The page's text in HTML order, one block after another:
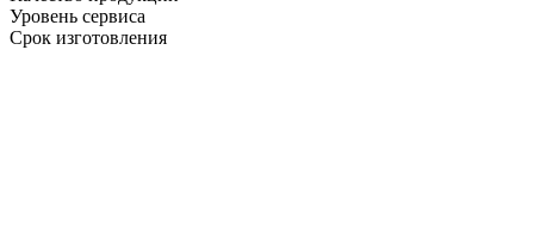
Уровень сервиса
Срок изготовления